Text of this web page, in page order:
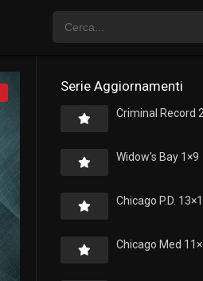
Serie Aggiornamenti
Criminal Record
Widow’s Bay 1×9
Chicago P.D.
Chicago Med